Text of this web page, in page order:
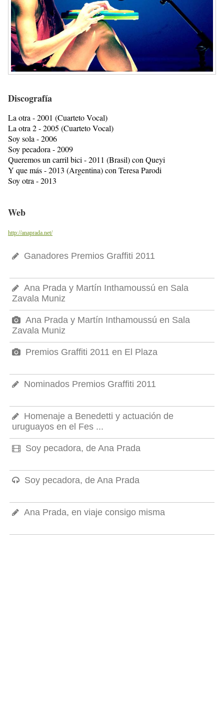
Discografía
La otra - 2001 (Cuarteto Vocal)
La otra 2 - 2005 (Cuarteto Vocal)
Soy sola - 2006
Soy pecadora - 2009
Queremos un carril bici - 2011 (Brasil) con Queyi
Y que más - 2013 (Argentina) con Teresa Parodi
Soy otra - 2013
Web
http://anaprada.net/
Ganadores Premios Graffiti 2011
Ana Prada y Martín Inthamoussú en Sala
Zavala Muniz
Ana Prada y Martín Inthamoussú en Sala
Zavala Muniz
Premios Graffiti 2011 en El Plaza
Nominados Premios Graffiti 2011
Homenaje a Benedetti y actuación de
uruguayos en el Fes ...
Soy pecadora, de Ana Prada
Soy pecadora, de Ana Prada
Ana Prada, en viaje consigo misma